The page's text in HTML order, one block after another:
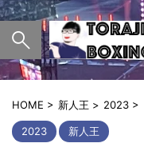
HOME > 新人王 > 2023 >
2023 新人王